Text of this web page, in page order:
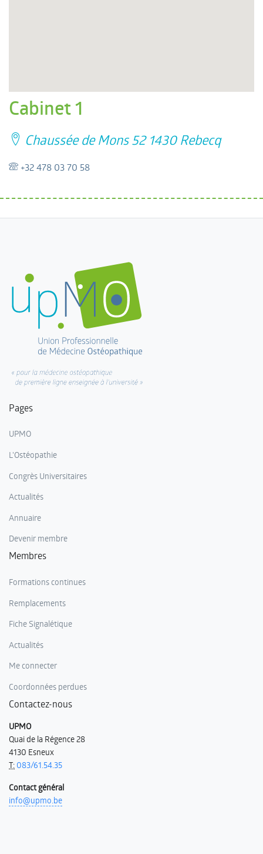
Cabinet 1
Chaussée de Mons 52 1430 Rebecq
+32 478 03 70 58
Pages
UPMO
L'Ostéopathie
Congrès Universitaires
Actualités
Annuaire
Devenir membre
Membres
Formations continues
Remplacements
Fiche Signalétique
Actualités
Me connecter
Coordonnées perdues
Contactez-nous
UPMO
Quai de la Régence 28
4130 Esneux
T: 083/61.54.35
Contact général
info@upmo.be